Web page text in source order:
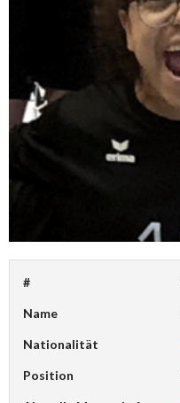
#
Name
Nationalität
Position